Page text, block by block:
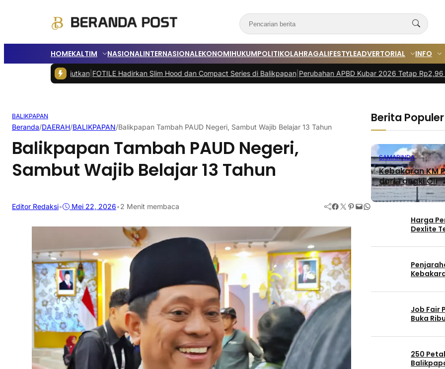
HOMEKALTIM NASIONALINTERNASIONALEKONOMIHUKUMPOLITIKOLAHRAGALIFESTYLEADVERTORIAL INFO
FOTILE Hadirkan Slim Hood dan Compact Series di Balikpapan|Perubahan APBD Kubar 2026 Tetap Rp2,96 Triliun| Rakor
BALIKPAPAN
Beranda/DAERAH/BALIKPAPAN/Balikpapan Tambah PAUD Negeri, Sambut Wajib Belajar 13 Tahun
Balikpapan Tambah PAUD Negeri,
Sambut Wajib Belajar 13 Tahun
Editor Redaksi• Mei 22, 2026•2 Menit membaca Facebook Twitter Pinterest Mail WhatsApp
Berita Populer
SAMARINDA
Kebakaran KM
dari Tangki Oli
Harga
Dexlite
Job Fair
Buka
250